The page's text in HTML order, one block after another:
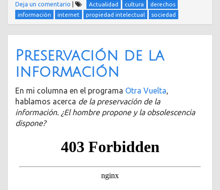
Deja un comentario
Actualidad cultura
derechos
información
internet propiedad intelectual sociedad
Preservación de la
información
En mi columna en el programa Otra Vuelta,
hablamos acerca de la preservación de la
información. ¿El hombre propone y la obsolescencia
dispone?